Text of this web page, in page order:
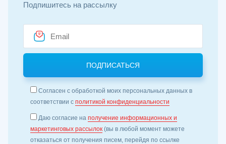
Подпишитесь на рассылку
Согласен с обработкой моих персональных данных в
соответствии с политикой конфиденциальности
Даю согласие на получение информационных и
маркетинговых рассылок (вы в любой момент можете
отказаться от получения писем, перейдя по ссылке